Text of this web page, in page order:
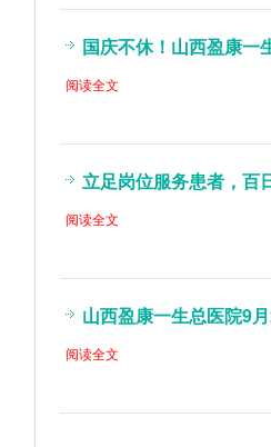
国庆不休！山西盈康一
阅读全文
立足岗位服务患者，百
阅读全文
山西盈康一生总医院9
阅读全文